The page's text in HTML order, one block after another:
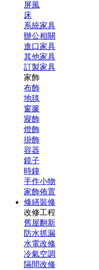
屏風
床
系統家具
辦公相關
進口家具
其他家具
訂製家具
家飾
布飾
地毯
窗簾
寢飾
燈飾
掛飾
容器
鏡子
時鐘
手作小物
家飾佈置
修繕裝修
改修工程
舊屋翻新
防水抓漏
水電改修
冷氣空調
隔間改修